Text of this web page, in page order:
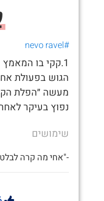
#nevo ravel
1.קקי בו
הגוש בפעולת
מעשה ״הפלת
נפוץ בעיקר
שימושים
-"אחי מה קרה